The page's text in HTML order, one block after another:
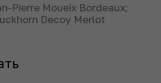
Pierre Moueix Bordeaux;
Decoy Merlot